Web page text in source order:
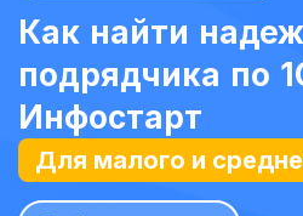
Как найти
подрядчика по
Инфостарт
Для малого и